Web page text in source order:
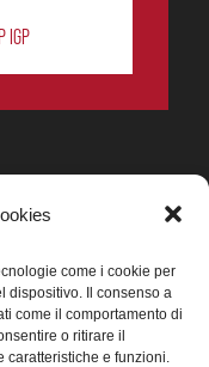
come i cookie per
dispositivo. Il consenso a
come il comportamento di
o ritirare il
caratteristiche e funzioni.
IGP
DOP IGP
n. 0311719 del
n. 0016662 del